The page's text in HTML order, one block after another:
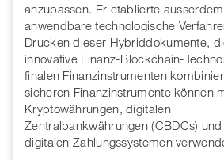
anzupassen. Er etablierte
anwendbare technologische
Drucken dieser Hybriddokumente,
innovative Finanz-Blockchain-
finalen Finanzinstrumenten
sicheren Finanzinstrumente können
Kryptowährungen, digitalen
Zentralbankwährungen (CBDCs)
digitalen Zahlungssystemen